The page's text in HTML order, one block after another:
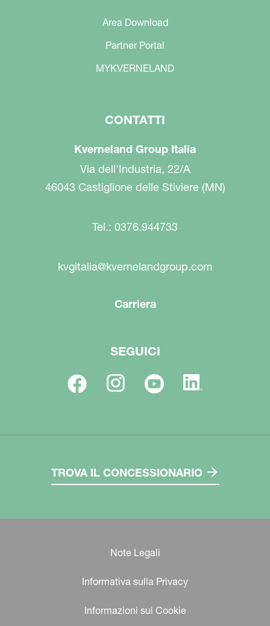
Area Download
Partner Portal
MYKVERNELAND
CONTATTI
Kverneland Group Italia
Via dell'Industria, 22/A
46043 Castiglione delle Stiviere (MN)
Tel.: 0376.944733
kvgitalia@kvernelandgroup.com
Carriera
SEGUICI
TROVA IL CONCESSIONARIO
Note Legali
Informativa sulla Privacy
Informazioni sui Cookie